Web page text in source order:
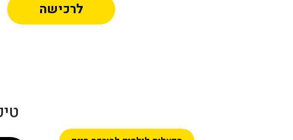
לרכישה